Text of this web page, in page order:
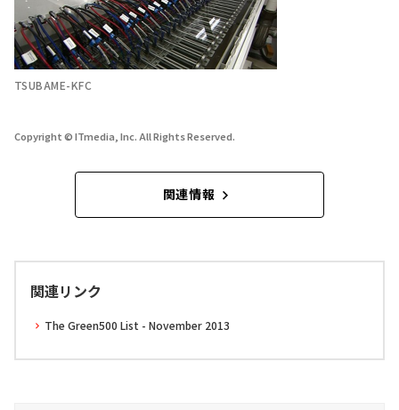
TSUBAME-KFC
Copyright © ITmedia, Inc. All Rights Reserved.
関連情報
関連リンク
The Green500 List - November 2013